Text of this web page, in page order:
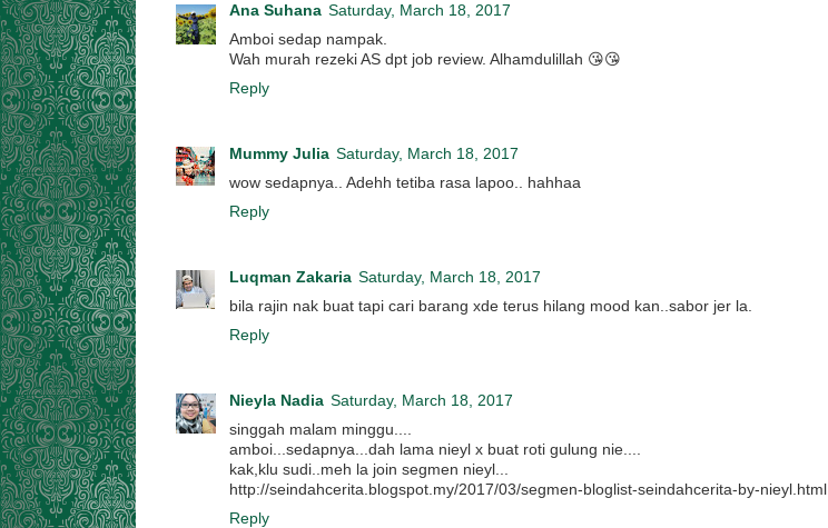
Ana Suhana Saturday, March 18, 2017
Amboi sedap nampak.
Wah murah rezeki AS dpt job review. Alhamdulillah 😘😘
Reply
Mummy Julia Saturday, March 18, 2017
wow sedapnya.. Adehh tetiba rasa lapoo.. hahhaa
Reply
Luqman Zakaria Saturday, March 18, 2017
bila rajin nak buat tapi cari barang xde terus hilang mood kan..sabor jer la.
Reply
Nieyla Nadia Saturday, March 18, 2017
singgah malam minggu....
amboi...sedapnya...dah lama nieyl x buat roti gulung nie....
kak,klu sudi..meh la join segmen nieyl...
http://seindahcerita.blogspot.my/2017/03/segmen-bloglist-seindahcerita-by-nieyl.html
Reply